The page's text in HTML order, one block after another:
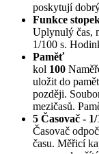
poskytují
Funkce
Uplynulý čas,
1/100 s.
Paměť
kol 100
uložit do
později.
mezičasů.
5 Časovač -
Časovač
času. Měřicí